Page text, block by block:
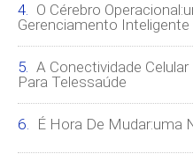
O Cérebro
Gerenciamento
A Conectividade
Para Telessaúde
É Hora De Mudar:uma